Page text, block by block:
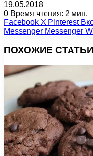
19.05.2018
0 Время чтения: 2 мин.
Facebook X Pinterest
Messenger Messenger
ПОХОЖИЕ СТАТЬИ